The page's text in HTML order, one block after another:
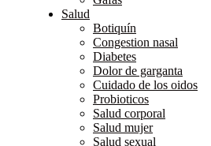
Salud
Botiquín
Congestion nasal
Diabetes
Dolor de garganta
Cuidado de los oidos
Probioticos
Salud corporal
Salud mujer
Salud sexual